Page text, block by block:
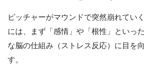
ピッチャーがマウンドで突然崩れてい
には、まず「感情」や「根性」といっ
な脳の仕組み（ストレス反応）に目を
す。